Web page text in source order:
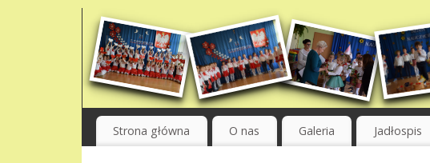
Strona główna O nas Galeria Jadłospis